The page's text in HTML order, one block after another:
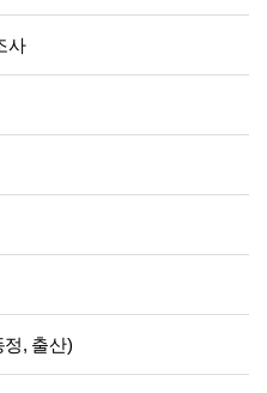
사
정, 출산)